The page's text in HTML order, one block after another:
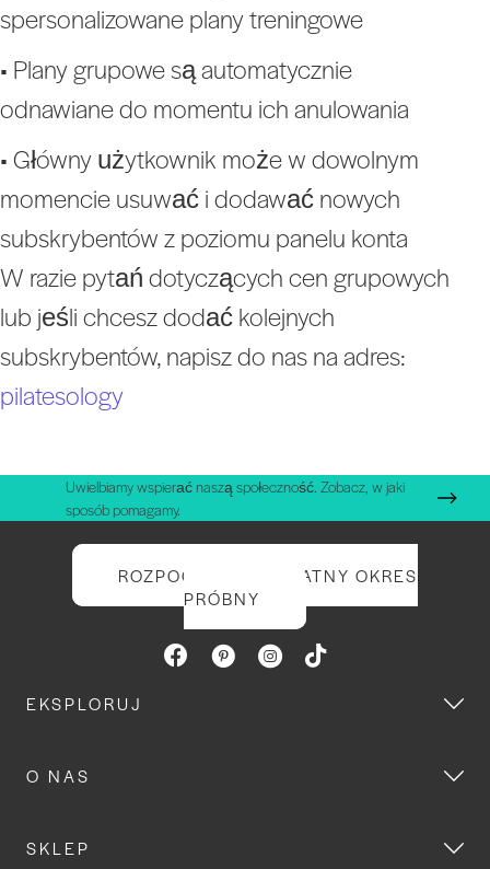
spersonalizowane plany treningowe
• Plany grupowe są automatycznie
odnawiane do momentu ich anulowania
• Główny użytkownik może w dowolnym
momencie usuwać i dodawać nowych
subskrybentów z poziomu panelu konta
W razie pytań dotyczących cen grupowych
lub jeśli chcesz dodać kolejnych
subskrybentów, napisz do nas na adres:
pilatesology
Uwielbiamy wspierać naszą społeczność. Zobacz, w jaki
sposób pomagamy.
ROZPOCZNIJ BEZPŁATNY OKRES
PRÓBNY
EKSPLORUJ
O NAS
SKLEP